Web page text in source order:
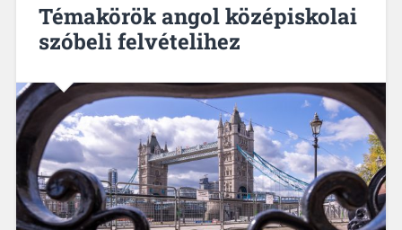
Témakörök angol középiskolai
szóbeli felvételihez